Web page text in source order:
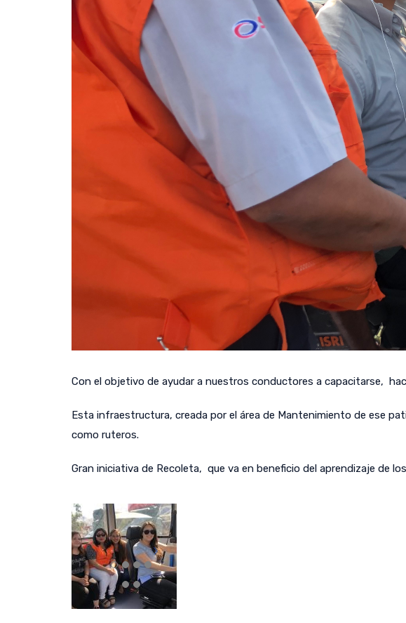
Con el objetivo de ayudar a nuestros conductores a capacitarse,
Esta infraestructura, creada por el área de Mantenimiento de ese
como ruteros.
Gran iniciativa de Recoleta, que va en beneficio del aprendizaje de